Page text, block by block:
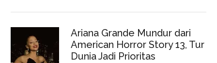
Ariana Grande Mundur dari
American Horror Story 13, Tur
Dunia Jadi Prioritas